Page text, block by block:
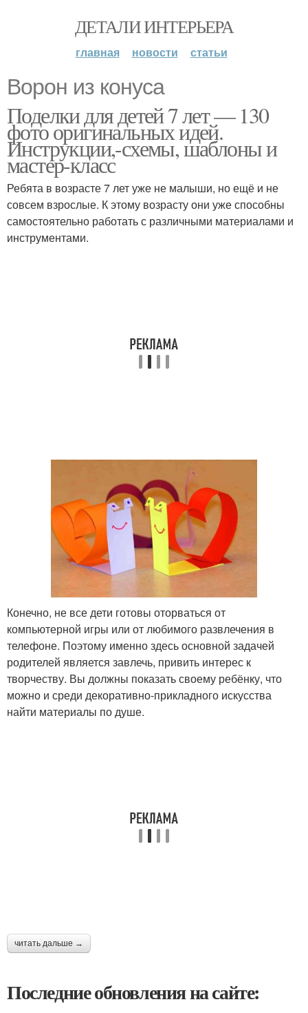
ДЕТАЛИ ИНТЕРЬЕРА
главная новости статьи
Ворон из конуса
Поделки для детей 7 лет — 130
фото оригинальных идей.
Инструкции,-схемы, шаблоны и
мастер-класс
Ребята в возрасте 7 лет уже не малыши, но ещё и не
совсем взрослые. К этому возрасту они уже способны
самостоятельно работать с различными материалами и
инструментами.
Конечно, не все дети готовы оторваться от
компьютерной игры или от любимого развлечения в
телефоне. Поэтому именно здесь основной задачей
родителей является завлечь, привить интерес к
творчеству. Вы должны показать своему ребёнку, что
можно и среди декоративно-прикладного искусства
найти материалы по душе.
читать дальше →
Последние обновления на сайте: